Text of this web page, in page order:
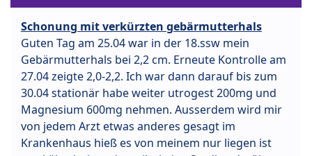
Schonung mit verkürzten gebärmutterhals
Guten Tag am 25.04 war in der 18.ssw mein
Gebärmutterhals bei 2,2 cm. Erneute Kontrolle am
27.04 zeigte 2,0-2,2. Ich war dann darauf bis zum
30.04 stationär habe weiter utrogest 200mg und
Magnesium 600mg nehmen. Ausserdem wird mir
von jedem Arzt etwas anderes gesagt im
Krankenhaus hieß es von meinem nur liegen ist